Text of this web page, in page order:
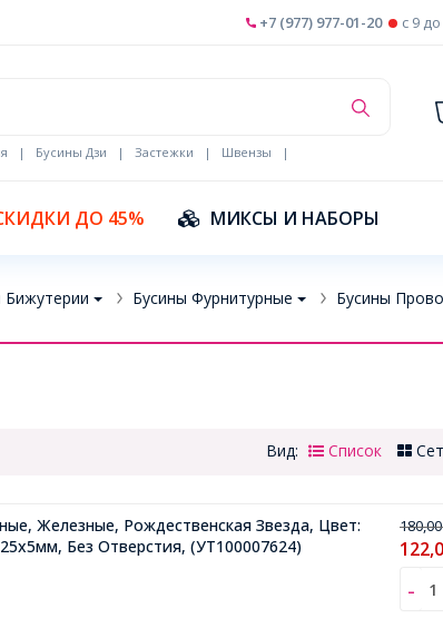
+7 (977) 977-01-20 c 9
| Бусины Дзи | Застежки | Швензы
|
ДО 45% МИКСЫ И НАБОРЫ
Бижутерии Бусины Фурнитурные Бусины
Вид: Список
Железные, Рождественская Звезда, Цвет:
Без Отверстия, (УТ100007624)